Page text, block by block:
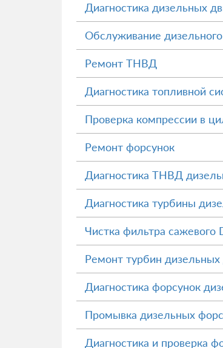
Диагностика дизельных
Обслуживание дизельного
Ремонт ТНВД
Диагностика топливной
Проверка компрессии в
Ремонт форсунок
Диагностика ТНВД
Диагностика турбины
Чистка фильтра сажевого
Ремонт турбин дизельных
Диагностика форсунок
Промывка дизельных
Диагностика и проверка